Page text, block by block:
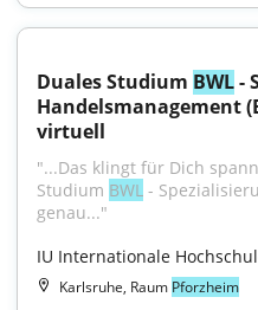
Duales Studium BWL -
Handelsmanagement
virtuell
"...Das klingt für Dich
Studium BWL -
genau..."
IU Internationale
Karlsruhe, Raum Pforzheim